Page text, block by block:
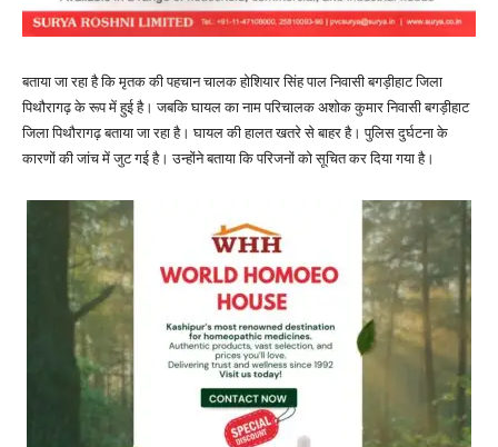
बताया जा रहा है कि मृतक की पहचान चालक होशियार सिंह पाल निवासी बगड़ीहाट जिला
पिथौरागढ़ के रूप में हुई है। जबकि घायल का नाम परिचालक अशोक कुमार निवासी बगड़ीहाट
जिला पिथौरागढ़ बताया जा रहा है। घायल की हालत खतरे से बाहर है। पुलिस दुर्घटना के
कारणों की जांच में जुट गई है। उन्होंने बताया कि परिजनों को सूचित कर दिया गया है।